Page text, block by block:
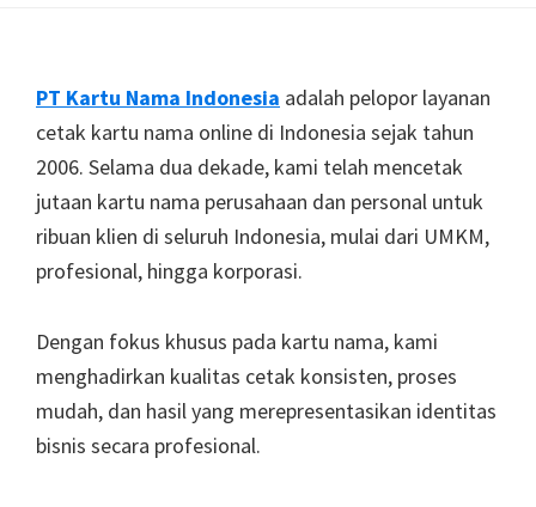
Footer
PT Kartu Nama Indonesia adalah pelopor layanan
cetak kartu nama online di Indonesia sejak tahun
2006. Selama dua dekade, kami telah mencetak
jutaan kartu nama perusahaan dan personal untuk
ribuan klien di seluruh Indonesia, mulai dari UMKM,
profesional, hingga korporasi.
Dengan fokus khusus pada kartu nama, kami
menghadirkan kualitas cetak konsisten, proses
mudah, dan hasil yang merepresentasikan identitas
bisnis secara profesional.